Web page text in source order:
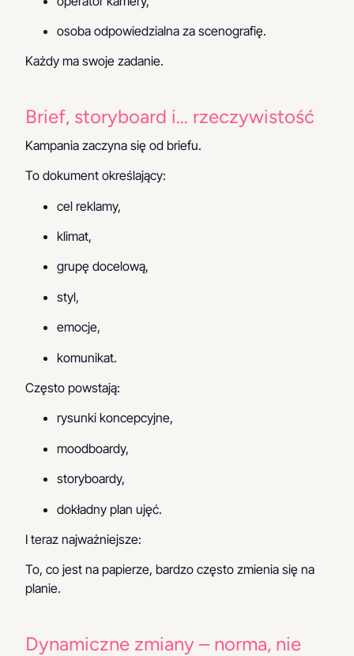
osoba odpowiedzialna za scenografię.
Każdy ma swoje zadanie.
Brief, storyboard i… rzeczywistość
Kampania zaczyna się od briefu.
To dokument określający:
cel reklamy,
klimat,
grupę docelową,
styl,
emocje,
komunikat.
Często powstają:
rysunki koncepcyjne,
moodboardy,
storyboardy,
dokładny plan ujęć.
I teraz najważniejsze:
To, co jest na papierze, bardzo często zmienia się na
planie.
Dynamiczne zmiany – norma, nie